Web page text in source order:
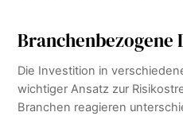
Die Investition in
wichtiger Ansatz zur
Branchen reagieren